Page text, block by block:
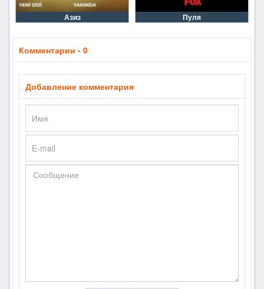
Азиз Пуля
Комментарии - 0
Добавление комментария